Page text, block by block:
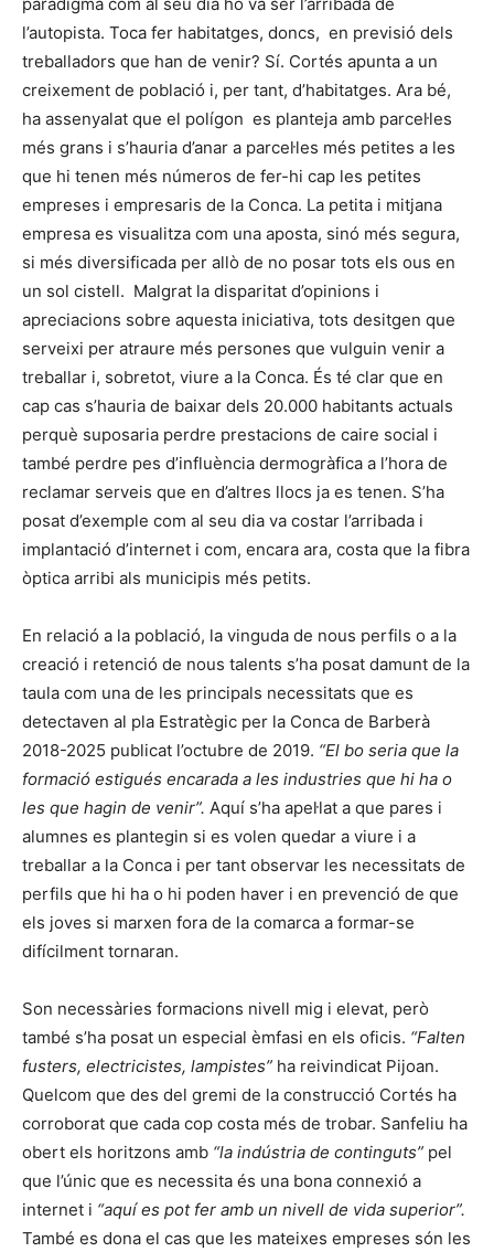
l’autopista. Toca fer habitatges, doncs, en previsió dels
treballadors que han de venir? Sí. Cortés apunta a un
creixement de població i, per tant, d’habitatges. Ara bé,
ha assenyalat que el polígon es planteja amb parcel·les
més grans i s’hauria d’anar a parcel·les més petites a les
que hi tenen més números de fer-hi cap les petites
empreses i empresaris de la Conca. La petita i mitjana
empresa es visualitza com una aposta, sinó més segura,
si més diversificada per allò de no posar tots els ous en
un sol cistell. Malgrat la disparitat d’opinions i
apreciacions sobre aquesta iniciativa, tots desitgen que
serveixi per atraure més persones que vulguin venir a
treballar i, sobretot, viure a la Conca. És té clar que en
cap cas s’hauria de baixar dels 20.000 habitants actuals
perquè suposaria perdre prestacions de caire social i
també perdre pes d’influència dermogràfica a l’hora de
reclamar serveis que en d’altres llocs ja es tenen. S’ha
posat d’exemple com al seu dia va costar l’arribada i
implantació d’internet i com, encara ara, costa que la fibra
òptica arribi als municipis més petits.
En relació a la població, la vinguda de nous perfils o a la
creació i retenció de nous talents s’ha posat damunt de la
taula com una de les principals necessitats que es
detectaven al pla Estratègic per la Conca de Barberà
2018-2025 publicat l’octubre de 2019. “El bo seria que la
formació estigués encarada a les industries que hi ha o
les que hagin de venir”. Aquí s’ha apel·lat a que pares i
alumnes es plantegin si es volen quedar a viure i a
treballar a la Conca i per tant observar les necessitats de
perfils que hi ha o hi poden haver i en prevenció de que
els joves si marxen fora de la comarca a formar-se
difícilment tornaran.
Son necessàries formacions nivell mig i elevat, però
també s’ha posat un especial èmfasi en els oficis. “Falten
fusters, electricistes, lampistes” ha reivindicat Pijoan.
Quelcom que des del gremi de la construcció Cortés ha
corroborat que cada cop costa més de trobar. Sanfeliu ha
obert els horitzons amb “la indústria de continguts” pel
que l’únic que es necessita és una bona connexió a
internet i “aquí es pot fer amb un nivell de vida superior”.
També es dona el cas que les mateixes empreses són les